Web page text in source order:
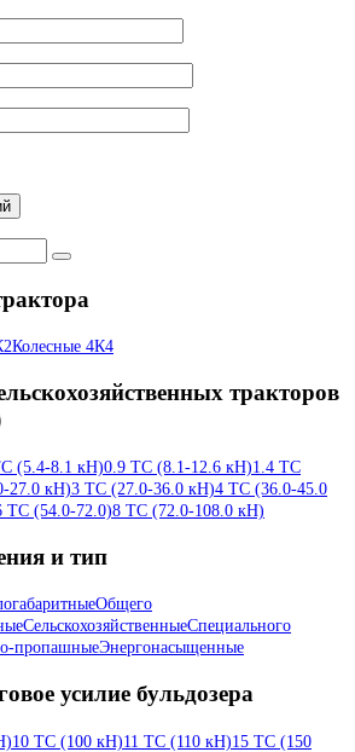
Колесные 4К4
тракторов
(5.4-8.1 кН)0.9 ТС (8.1-12.6 кН)1.4 ТС
27.0 кН)3 ТС (27.0-36.0 кН)4 ТС (36.0-45.0
ТС (54.0-72.0)8 ТС (72.0-108.0 кН)
и тип
Общего
СельскохозяйственныеСпециального
пропашныеЭнергонасыщенные
усилие бульдозера
10 ТС (100 кН)11 ТС (110 кН)15 ТС (150